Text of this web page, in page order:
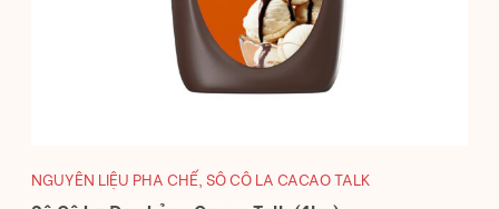
NGUYÊN LIỆU PHA CHẾ SÔ CÔ LA CACAO TALK